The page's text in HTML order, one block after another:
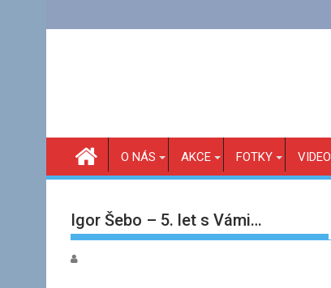
to
O NÁS AKCE FOTKY VIDEO
Igor Šebo – 5. let s Vámi…